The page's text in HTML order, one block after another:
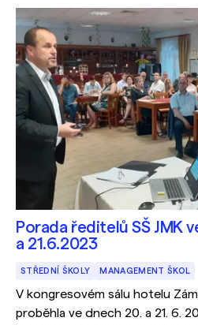
Porada ředitelů SŠ JMK
a 21.6.2023
STŘEDNÍ ŠKOLY MANAGEMENT ŠKOL
V kongresovém sálu hotelu
proběhla ve dnech 20. a 21. 6.